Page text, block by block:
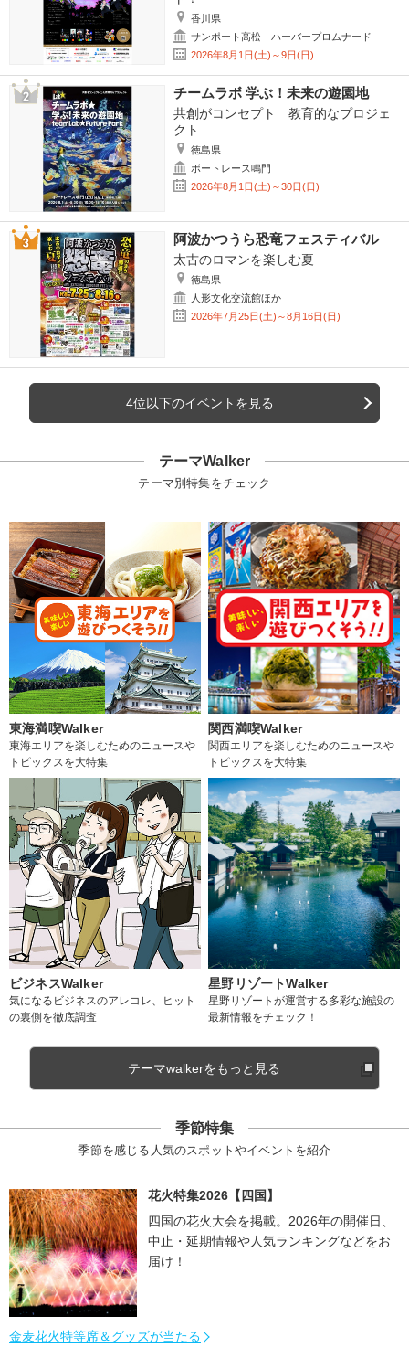
香川県
サンポート高松 ハーバープロムナード
2026年8月1日(土)～9日(日)
チームラボ 学ぶ！未来の遊園地
共創がコンセプト 教育的なプロジェ
クト
徳島県
ボートレース鳴門
2026年8月1日(土)～30日(日)
阿波かつうら恐竜フェスティバル
太古のロマンを楽しむ夏
徳島県
人形文化交流館ほか
2026年7月25日(土)～8月16日(日)
4位以下のイベントを見る
テーマWalker
テーマ別特集をチェック
東海満喫Walker
東海エリアを楽しむためのニュースや
トピックスを大特集
関西満喫Walker
関西エリアを楽しむためのニュースや
トピックスを大特集
ビジネスWalker
気になるビジネスのアレコレ、ヒット
の裏側を徹底調査
星野リゾートWalker
星野リゾートが運営する多彩な施設の
最新情報をチェック！
テーマwalkerをもっと見る
季節特集
季節を感じる人気のスポットやイベントを紹介
花火特集2026【四国】
四国の花火大会を掲載。2026年の開催日、
中止・延期情報や人気ランキングなどをお
届け！
金麦花火特等席＆グッズが当たる